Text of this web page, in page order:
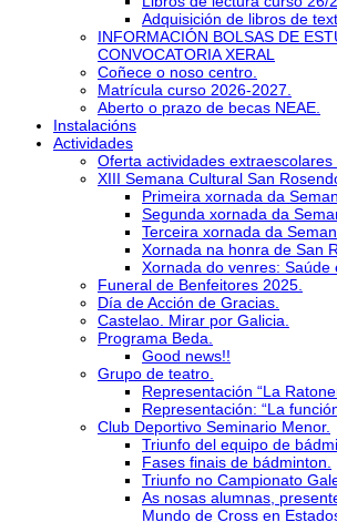
Adquisición de libros de
INFORMACIÓN BOLSAS DE
CONVOCATORIA XERAL
Coñece o noso centro.
Matrícula curso 2026-2027.
Aberto o prazo de becas NEAE.
Instalacións
Actividades
Oferta actividades extraescolares
XIII Semana Cultural San
Primeira xornada da
Segunda xornada da
Terceira xornada da
Xornada na honra de San
Xornada do venres: Saúde
Funeral de Benfeitores 2025.
Día de Acción de Gracias.
Castelao. Mirar por Galicia.
Programa Beda.
Good news!!
Grupo de teatro.
Representación “La
Representación: “La
Club Deportivo Seminario Menor.
Triunfo del equipo de
Fases finais de bádminton.
Triunfo no Campionato
As nosas alumnas,
Mundo de Cross en